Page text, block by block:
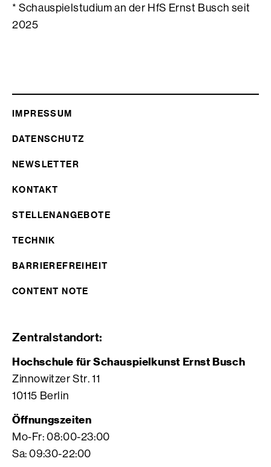
* Schauspielstudium an der HfS Ernst Busch seit
2025
IMPRESSUM
DATENSCHUTZ
NEWSLETTER
KONTAKT
STELLENANGEBOTE
TECHNIK
BARRIEREFREIHEIT
CONTENT NOTE
Zentralstandort:
Hochschule für Schauspielkunst Ernst Busch
Zinnowitzer Str. 11
10115 Berlin
Öffnungszeiten
Mo-Fr: 08:00-23:00
Sa: 09:30-22:00